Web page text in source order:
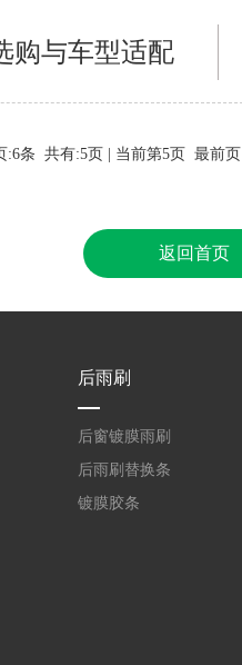
购与车型适配
条 共有:5页 | 当前第5页 最前页
返回首页
后雨刷
后窗镀膜雨刷
后雨刷替换条
镀膜胶条